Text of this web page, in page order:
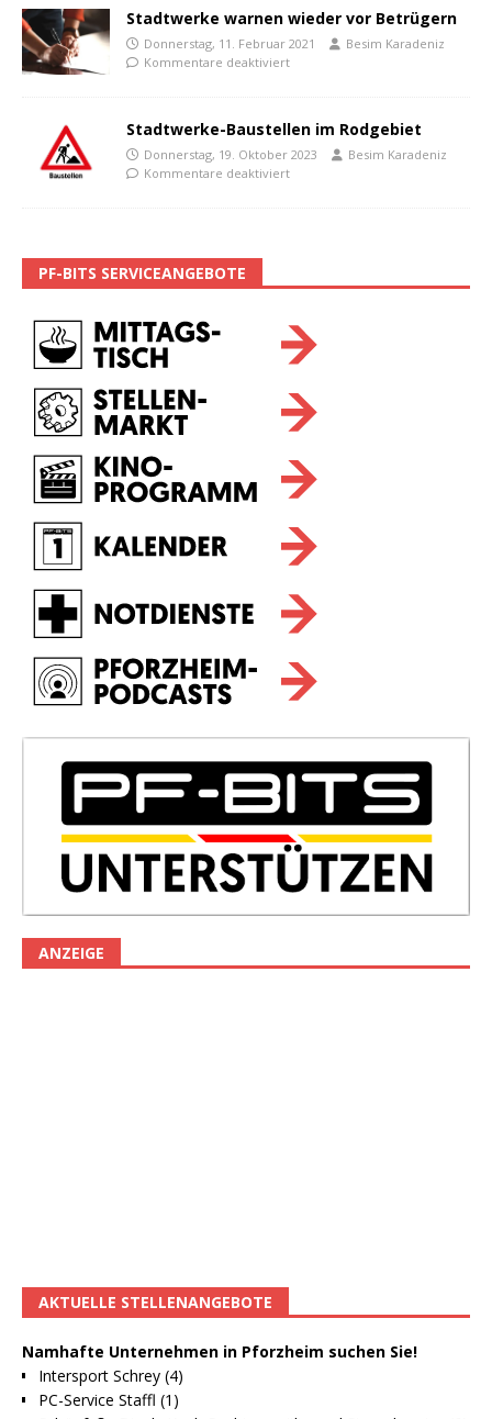
Stadtwerke warnen wieder vor Betrügern
Donnerstag, 11. Februar 2021
Besim Karadeniz
Kommentare deaktiviert
Stadtwerke-Baustellen im Rodgebiet
Donnerstag, 19. Oktober 2023
Besim Karadeniz
Kommentare deaktiviert
PF-BITS SERVICEANGEBOTE
ANZEIGE
AKTUELLE STELLENANGEBOTE
Namhafte Unternehmen in Pforzheim suchen Sie!
Intersport Schrey (4)
PC-Service Staffl (1)